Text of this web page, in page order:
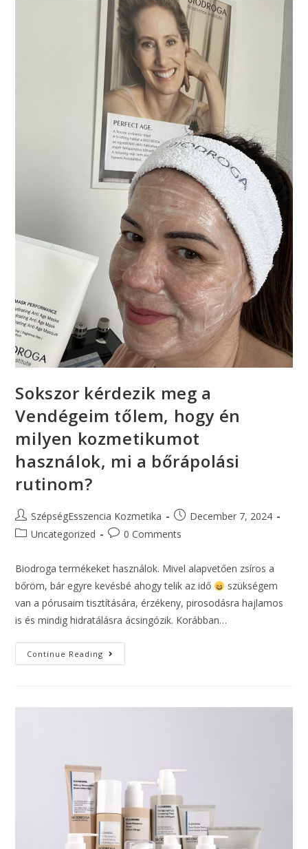
Sokszor kérdezik meg a
Vendégeim tőlem, hogy én
milyen kozmetikumot
használok, mi a bőrápolási
rutinom?
SzépségEsszencia Kozmetika
December 7, 2024
Uncategorized
0 Comments
Biodroga termékeket használok. Mivel alapvetően zsíros a
bőröm, bár egyre kevésbé ahogy telik az idő
szükségem
van a pórusaim tisztítására, érzékeny, pirosodásra hajlamos
is és mindig hidratálásra ácsingózik. Korábban…
Continue Reading